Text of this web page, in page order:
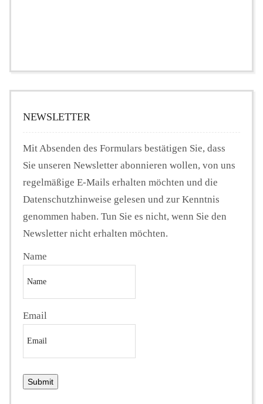
NEWSLETTER
Mit Absenden des Formulars bestätigen Sie, dass
Sie unseren Newsletter abonnieren wollen, von uns
regelmäßige E-Mails erhalten möchten und die
Datenschutzhinweise gelesen und zur Kenntnis
genommen haben. Tun Sie es nicht, wenn Sie den
Newsletter nicht erhalten möchten.
Name
Email